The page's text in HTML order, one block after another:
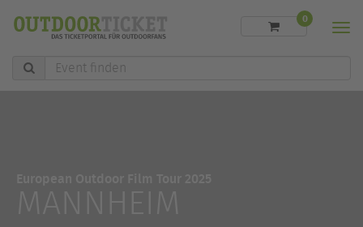
Event
finden
0